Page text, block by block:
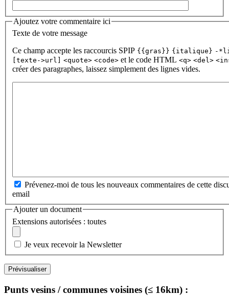
Ajoutez votre commentaire ici
Texte de votre message
Ce champ accepte les raccourcis SPIP {{gras}} {italique} -
[texte->url]
<quote> <code> et le code HTML <q> <del>
créer des paragraphes, laissez simplement des lignes vides.
Prévenez-moi de tous les nouveaux commentaires de cette
email
Ajouter un document
Extensions autorisées : toutes
Je veux recevoir la Newsletter
Punts vesins / communes voisines (≤ 16km) :